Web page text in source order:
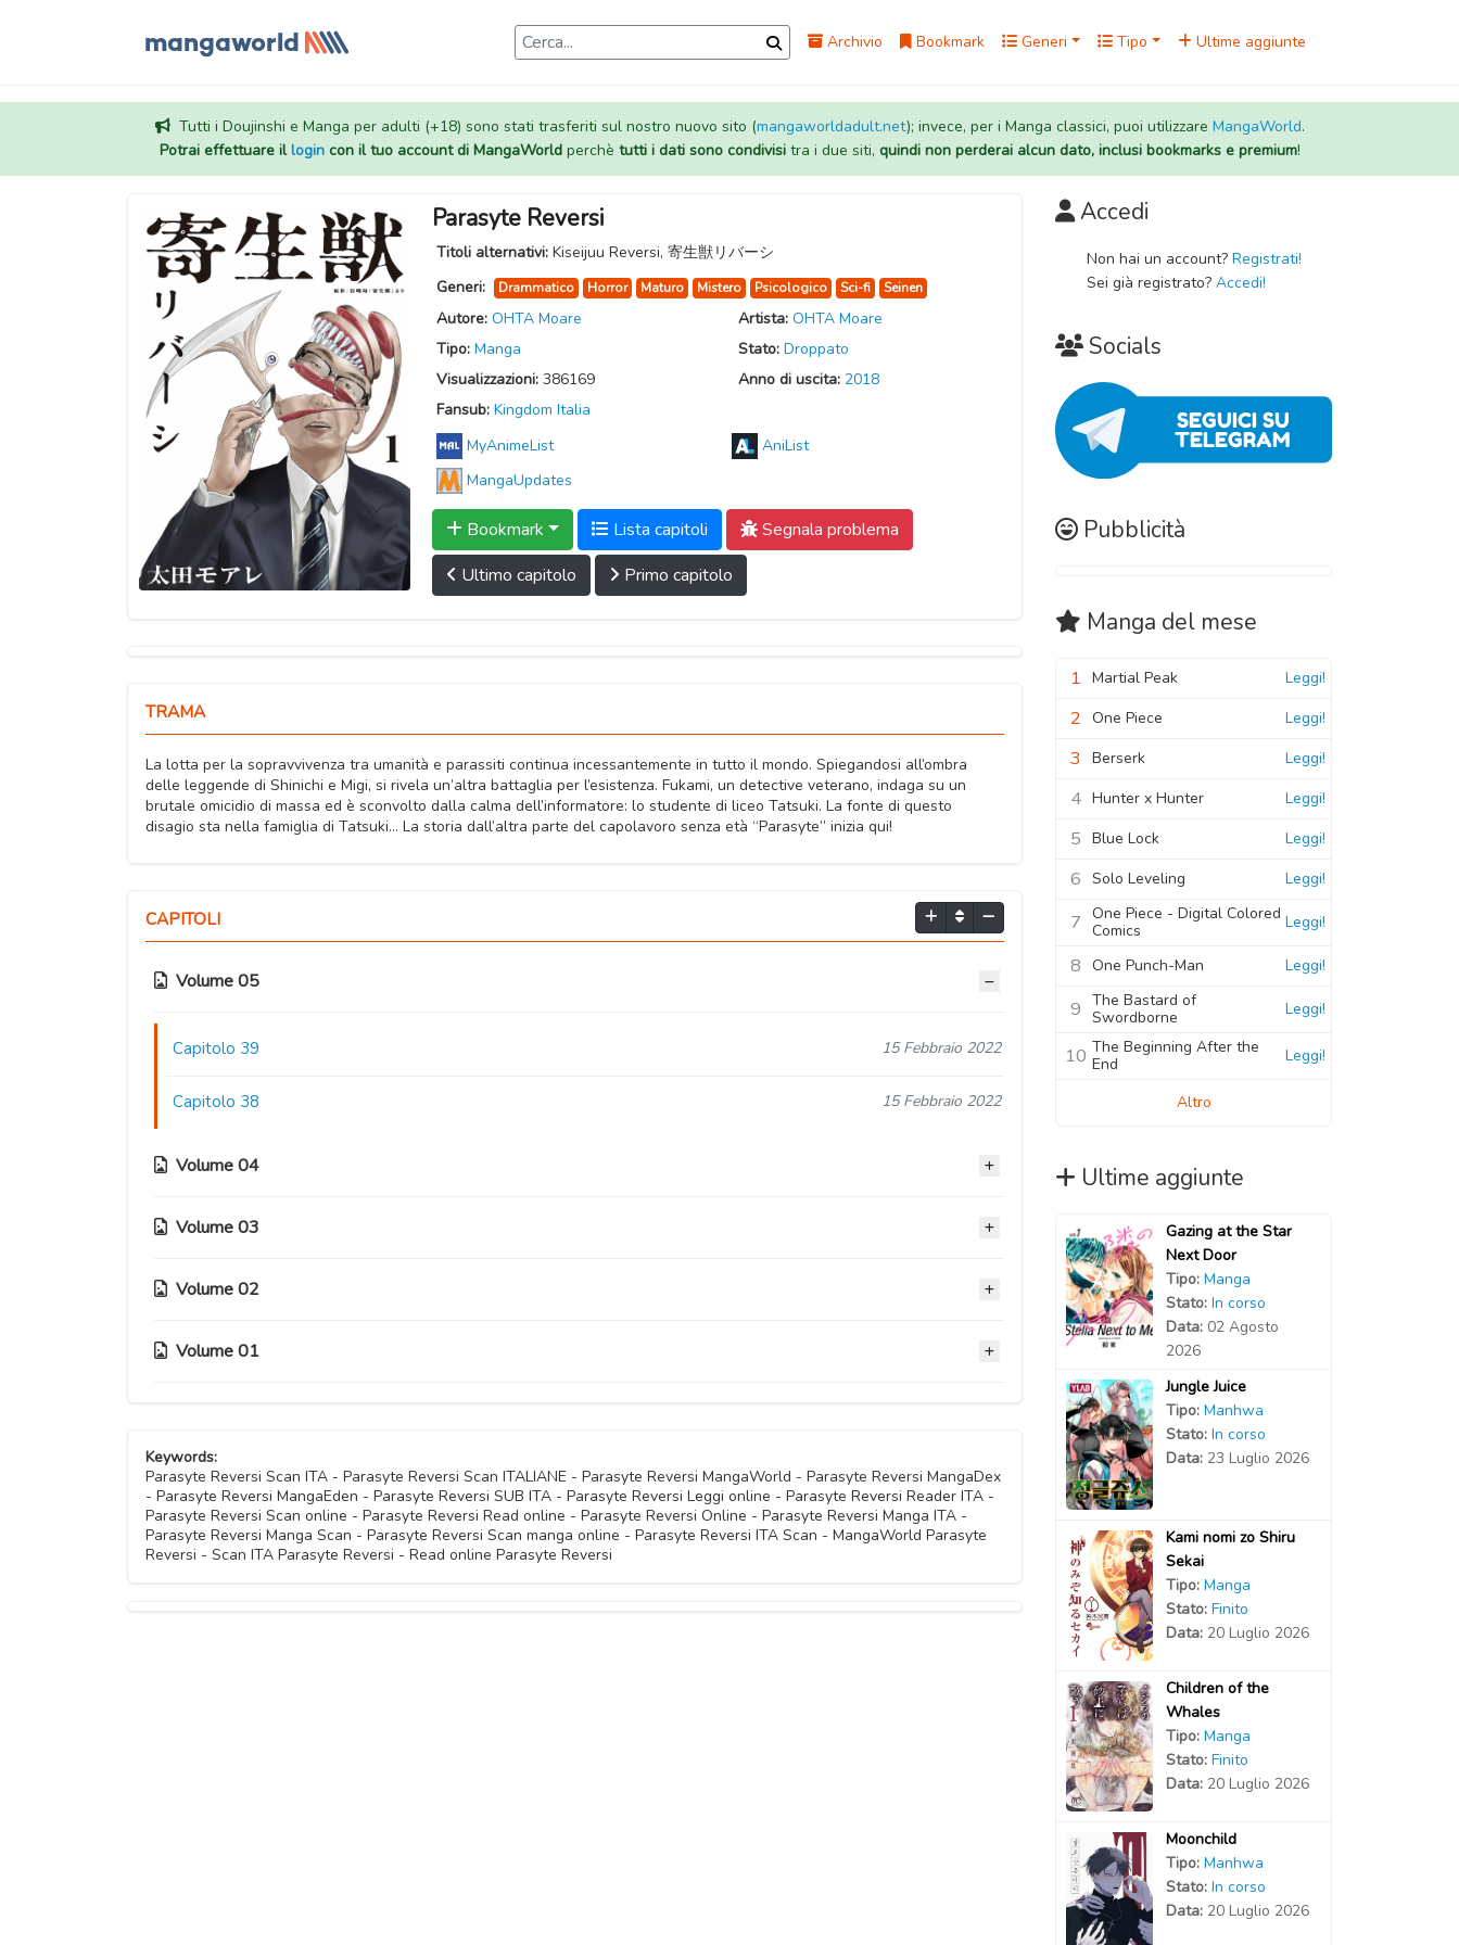
Archivio Bookmark Generi Tipo Ultime aggiunte
Tutti i Doujinshi e Manga per adulti (+18) sono stati trasferiti sul nostro nuovo sito (mangaworldadult.net); invece, per i Manga classici, puoi utilizzare MangaWorld.
Potrai effettuare illogincon il tuo account di MangaWorldperchè tutti i dati sono condivisitra i due siti, quindi non perderai alcun dato, inclusi bookmarks e premium!
Parasyte Reversi
Titoli alternativi: Kiseijuu Reversi, 寄生獣リバーシ
Generi:
Drammatico Horror Maturo Mistero Psicologico Sci-fi Seinen
Autore: OHTA Moare Artista: OHTA Moare
Tipo: Manga Stato: Droppato
Visualizzazioni: 386169 Anno di uscita: 2018
Fansub: Kingdom Italia
MyAnimeList
AniList
MangaUpdates
Bookmark Lista capitoli
Segnala problema
Ultimo capitolo
Primo capitolo
TRAMA
La lotta per la sopravvivenza tra umanità e parassiti continua incessantemente in tutto il mondo. Spiegandosi all’ombra
delle leggende di Shinichi e Migi, si rivela un’altra battaglia per l’esistenza. Fukami, un detective veterano, indaga su un
brutale omicidio di massa ed è sconvolto dalla calma dell’informatore: lo studente di liceo Tatsuki. La fonte di questo
disagio sta nella famiglia di Tatsuki… La storia dall’altra parte del capolavoro senza età “Parasyte” inizia qui!
CAPITOLI
Volume 05
Capitolo 39 15 Febbraio 2022
Capitolo 38 15 Febbraio 2022
Volume 04
Capitolo 37.5 07 Luglio 2021
Capitolo 37 28 Settembre 2021
Capitolo 36
Capitolo 34
Capitolo 33 19 Marzo 2021
Capitolo 32 19 Marzo 2021
Volume 03
Capitolo 28 18 Marzo 2021
Capitolo 27 18 Marzo 2021
Capitolo 25
Capitolo 24 17 Marzo 2021
Capitolo 23
Volume 02
Capitolo 18 15 Marzo 2021
Capitolo 16
Capitolo 15 15 Marzo 2021
Volume 01
Capitolo 07 09 Novembre 2020
Capitolo 06 09 Novembre 2020
Keywords:
Parasyte Reversi Scan ITA - Parasyte Reversi Scan ITALIANE - Parasyte Reversi MangaWorld - Parasyte Reversi MangaDex
- Parasyte Reversi MangaEden - Parasyte Reversi SUB ITA - Parasyte Reversi Leggi online - Parasyte Reversi Reader ITA -
Parasyte Reversi Scan online - Parasyte Reversi Read online - Parasyte Reversi Online - Parasyte Reversi Manga ITA -
Parasyte Reversi Manga Scan - Parasyte Reversi Scan manga online - Parasyte Reversi ITA Scan - MangaWorld Parasyte
Reversi - Scan ITA Parasyte Reversi - Read online Parasyte Reversi
Accedi
Non hai un account? Registrati!
Sei già registrato? Accedi!
Socials
Pubblicità
Manga del mese
1 Martial Peak Leggi!
2 One Piece Leggi!
3 Berserk Leggi!
4 Hunter x Hunter Leggi!
5 Blue Lock Leggi!
6 Solo Leveling Leggi!
7 One Piece - Digital Colored
Comics
Leggi!
8 One Punch-Man Leggi!
9 The Bastard of
Swordborne
Leggi!
10 The Beginning After the
End
Leggi!
Altro
Ultime aggiunte
Gazing at the Star
Next Door
Tipo: Manga
Stato: In corso
Data: 02 Agosto
2026
Jungle Juice
Tipo: Manhwa
Stato: In corso
Data: 23 Luglio 2026
Kami nomi zo Shiru
Sekai
Tipo: Manga
Stato: Finito
Data: 20 Luglio 2026
Children of the
Whales
Tipo: Manga
Stato: Finito
Data: 20 Luglio 2026
Moonchild
Tipo: Manhwa
Stato: In corso
Data: 20 Luglio 2026